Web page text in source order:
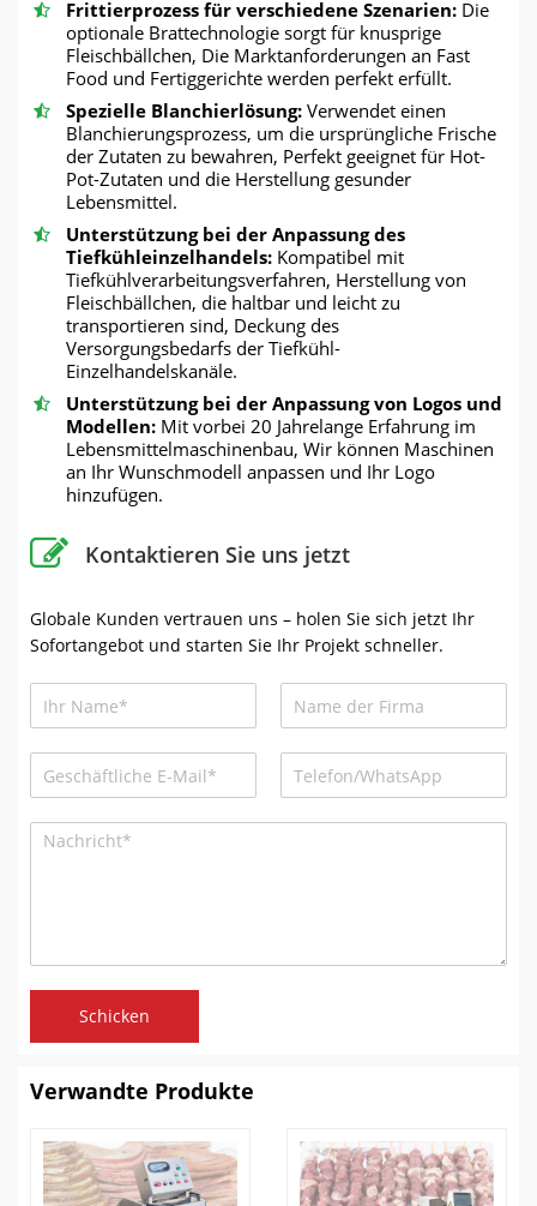
Frittierprozess für verschiedene Szenarien: Die
optionale Brattechnologie sorgt für knusprige
Fleischbällchen, Die Marktanforderungen an Fast
Food und Fertiggerichte werden perfekt erfüllt.
Spezielle Blanchierlösung: Verwendet einen
Blanchierungsprozess, um die ursprüngliche Frische
der Zutaten zu bewahren, Perfekt geeignet für Hot-
Pot-Zutaten und die Herstellung gesunder
Lebensmittel.
Unterstützung bei der Anpassung des
Tiefkühleinzelhandels: Kompatibel mit
Tiefkühlverarbeitungsverfahren, Herstellung von
Fleischbällchen, die haltbar und leicht zu
transportieren sind, Deckung des
Versorgungsbedarfs der Tiefkühl-
Einzelhandelskanäle.
Unterstützung bei der Anpassung von Logos und
Modellen: Mit vorbei 20 Jahrelange Erfahrung im
Lebensmittelmaschinenbau, Wir können Maschinen
an Ihr Wunschmodell anpassen und Ihr Logo
hinzufügen.
Kontaktieren Sie uns jetzt
Globale Kunden vertrauen uns – holen Sie sich jetzt Ihr
Sofortangebot und starten Sie Ihr Projekt schneller.
Schicken
Verwandte Produkte